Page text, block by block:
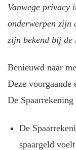
Vanwege privacy
onderwerpen zijn
zijn bekend bij de
Benieuwd naar
Deze voorgaande
De
De
spaargeld